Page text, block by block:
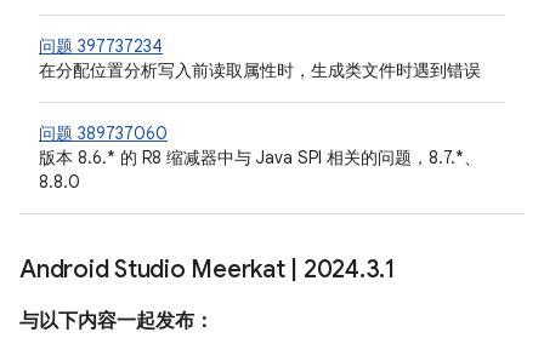
问题 397737234
在分配位置分析写入前读取属性时，生成类文件时遇到错误
问题 389737060
版本 8.6.* 的 R8 缩减器中与 Java SPI 相关的问题，8.7.*、
8.8.0
Android Studio Meerkat 2024.3.1
与以下内容一起发布：